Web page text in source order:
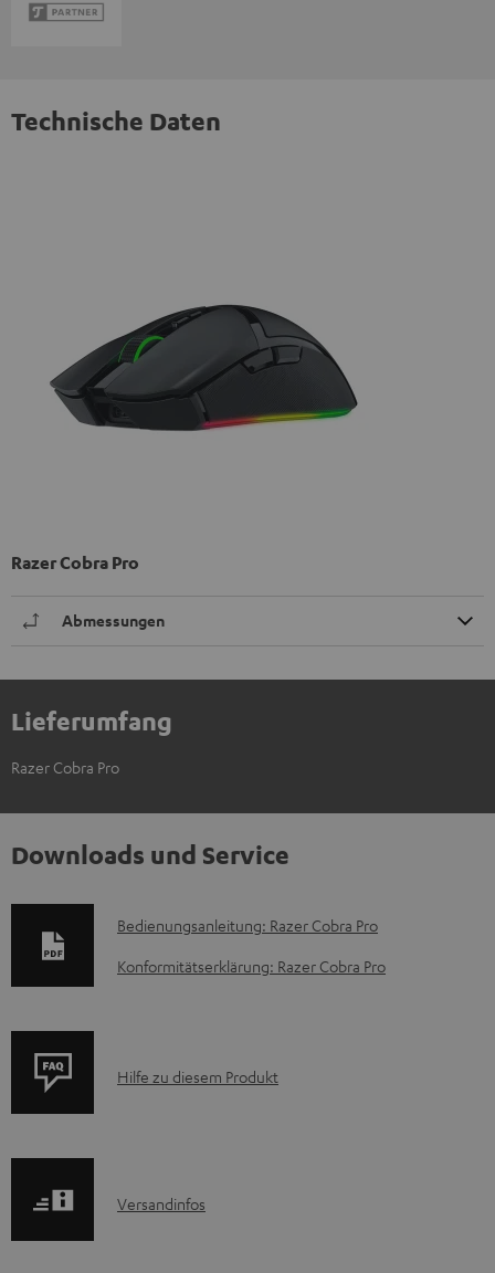
Technische Daten
Razer Cobra Pro
Abmessungen
Lieferumfang
Razer Cobra Pro
Downloads und Service
D
o
e
e
Bedienungsanleitung: Razer Cobra Pro
Konformitätserklärung: Razer Cobra Pro
P
u
Hilfe zu diesem Produkt
I
Versandinfos